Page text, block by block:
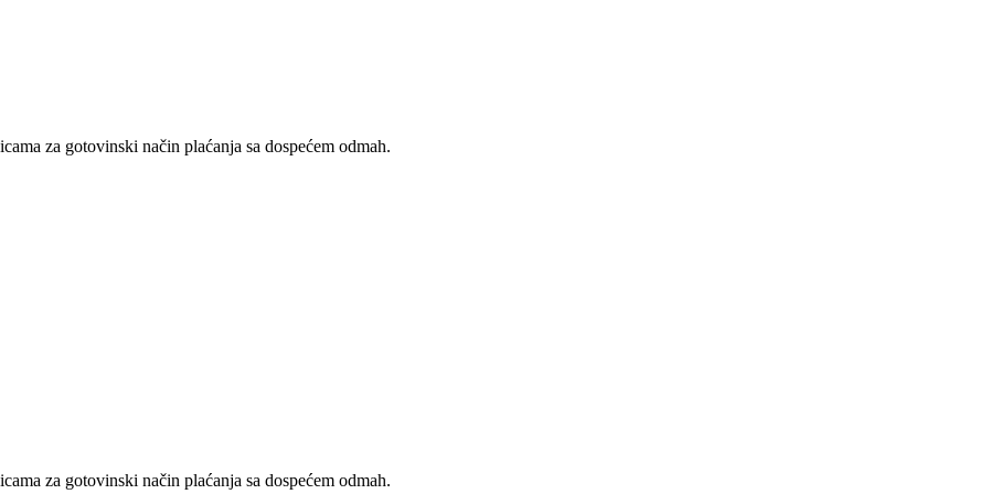
za gotovinski način plaćanja sa dospećem odmah.
za gotovinski način plaćanja sa dospećem odmah.